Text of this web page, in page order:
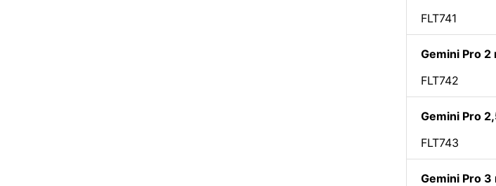
FLT741
Gemini Pro 2
FLT742
Gemini Pro
FLT743
Gemini Pro 3